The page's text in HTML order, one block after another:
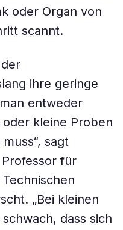
oder Organ von
scannt.
ihre geringe
entweder
kleine Proben
sagt
für
„Bei kleinen
dass sich